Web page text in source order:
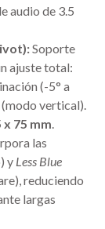
audio de 3.5
Soporte
ajuste total:
(-5° a
vertical).
x 75 mm.
las
y Less Blue
reduciendo
largas